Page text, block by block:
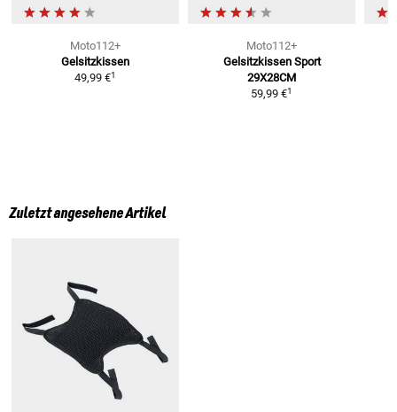
Moto112+
Gelsitzkissen
49,99 €1
Moto112+
Gelsitzkissen Sport
29X28CM
59,99 €1
Zuletzt angesehene Artikel